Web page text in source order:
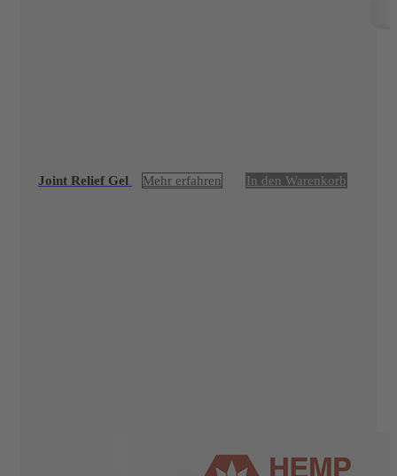
Joint Relief Gel Mehr erfahren In den Warenkorb